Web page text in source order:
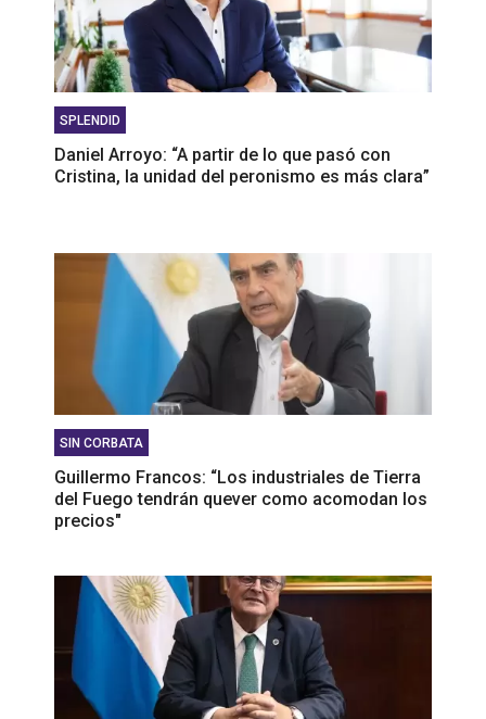
SPLENDID
Daniel Arroyo: “A partir de lo que pasó con
Cristina, la unidad del peronismo es más clara”
SIN CORBATA
Guillermo Francos: “Los industriales de Tierra
del Fuego tendrán quever como acomodan los
precios"